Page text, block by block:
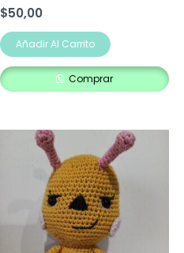
$50,00
Añadir Al Carrito
Comprar